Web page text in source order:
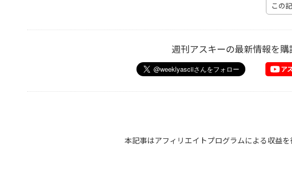
この
週刊アスキーの最新情報を購
本記事はアフィリエイトプログラムによる収益